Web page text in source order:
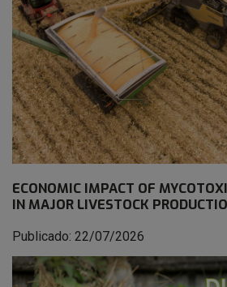
ECONOMIC IMPACT OF
IN MAJOR LIVESTOCK
Publicado: 22/07/2026